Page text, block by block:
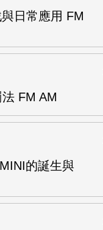
日常應用 FM
FM AM
的誕生與